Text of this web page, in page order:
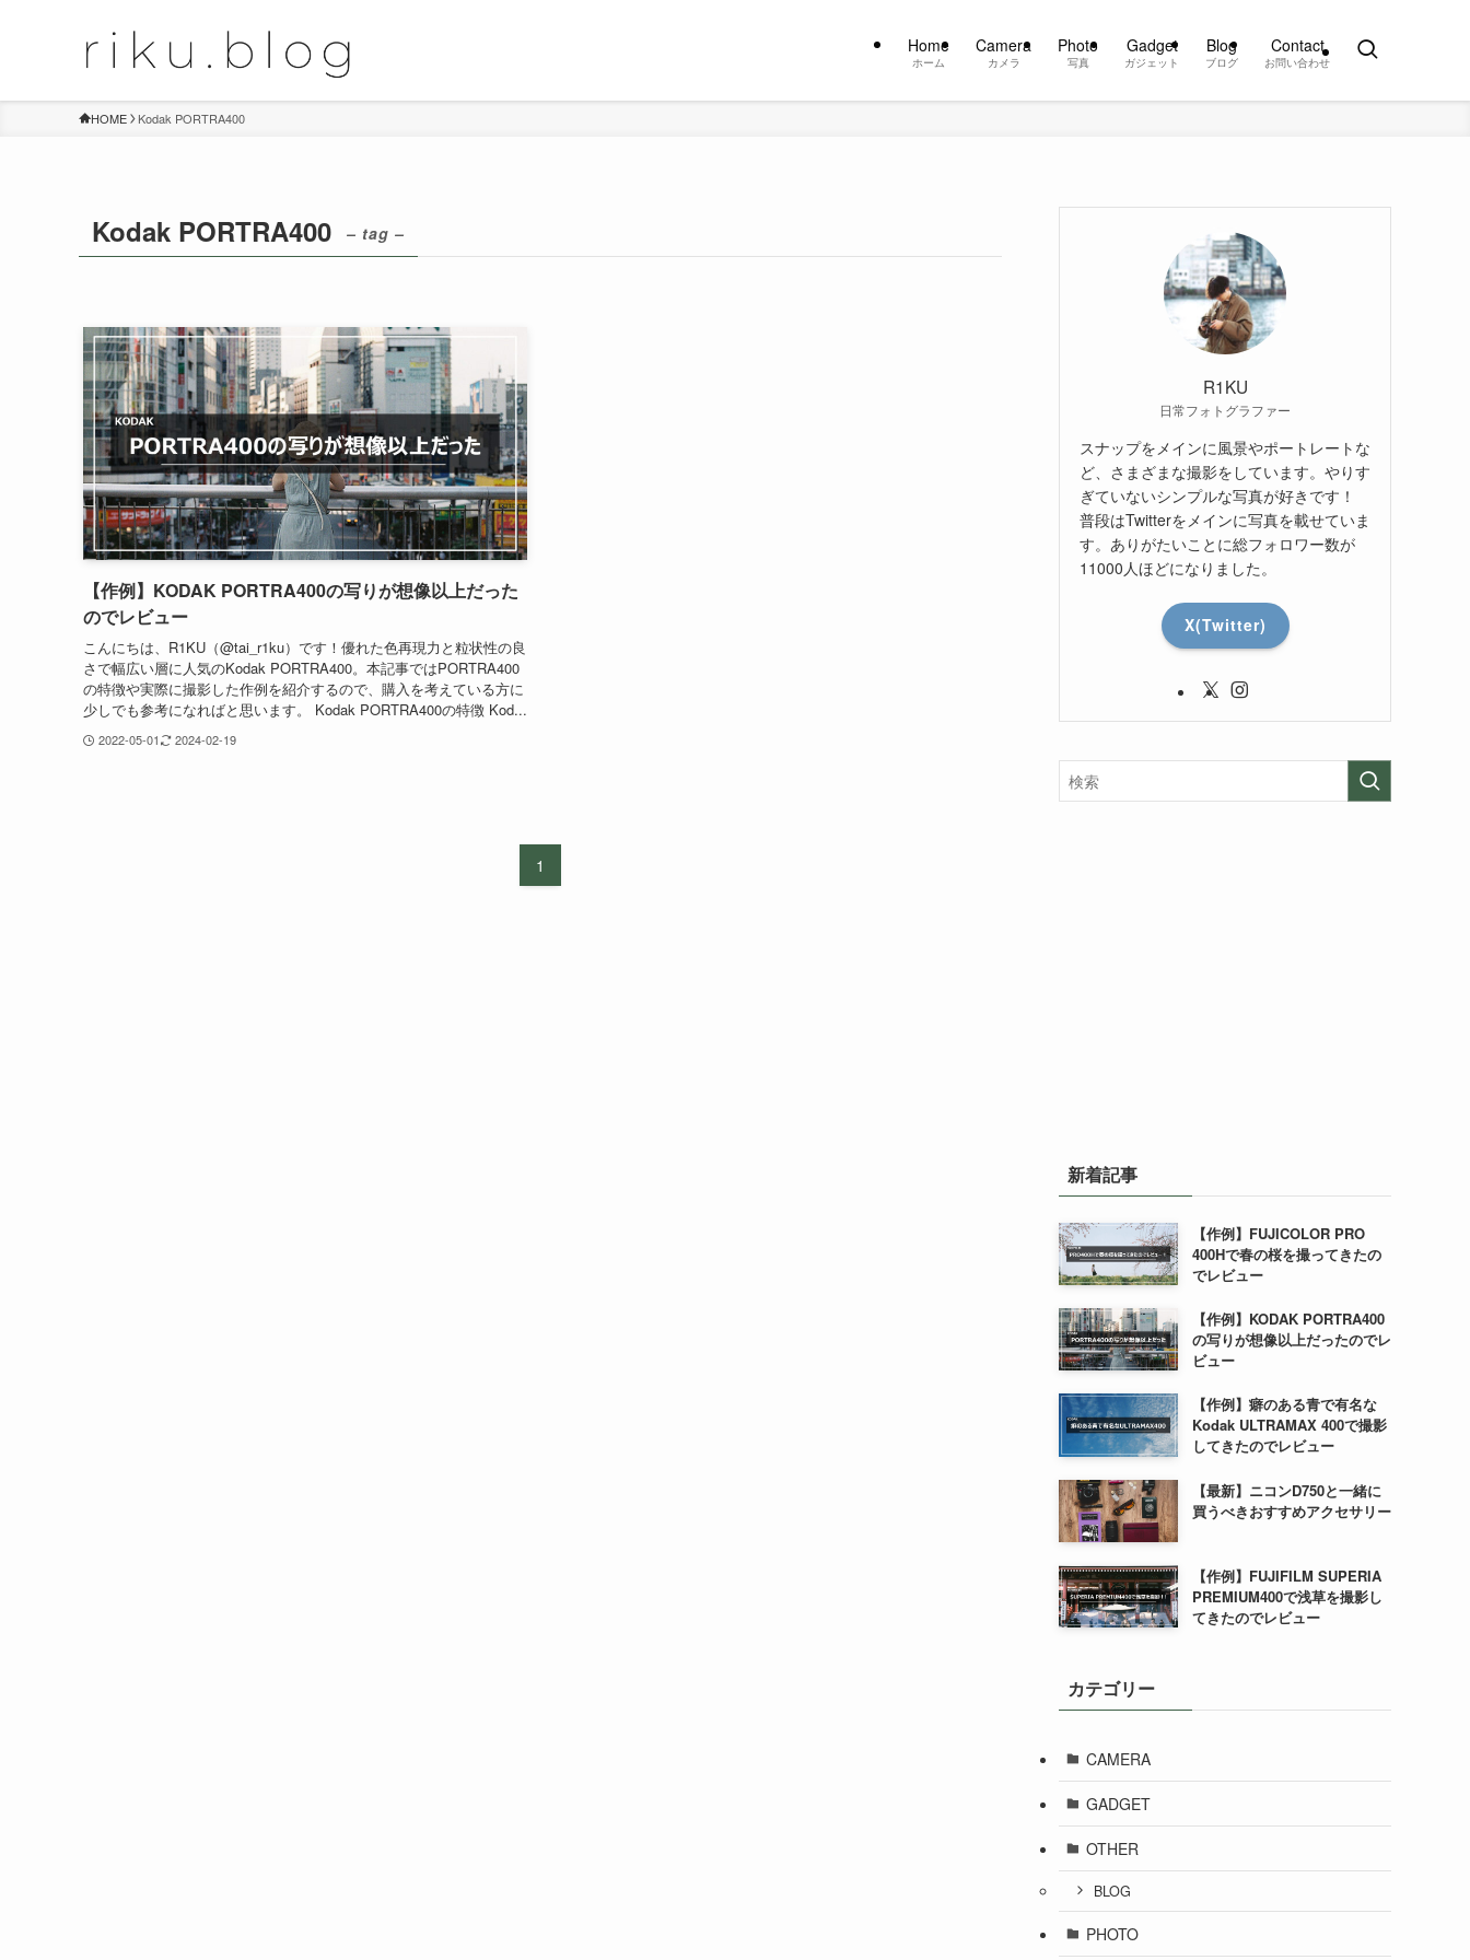
Home
ホーム
Camera
カメラ
Photo
写真
Gadget
ガジェット
Blog
ブログ
Contact
お問い合わせ
HOME Kodak PORTRA400
Kodak PORTRA400 – tag –
【作例】KODAK PORTRA400の写りが想像以上だった
のでレビュー
こんにちは、R1KU（@tai_r1ku）です！優れた色再現力と粒状性の良
さで幅広い層に人気のKodak PORTRA400。本記事ではPORTRA400
の特徴や実際に撮影した作例を紹介するので、購入を考えている方に
少しでも参考になればと思います。 Kodak PORTRA400の特徴 Kod...
2022-05-01 2024-02-19
1
R1KU
日常フォトグラファー
スナップをメインに風景やポートレートな
ど、さまざまな撮影をしています。やりす
ぎていないシンプルな写真が好きです！
普段はTwitterをメインに写真を載せていま
す。ありがたいことに総フォロワー数が
11000人ほどになりました。
X(Twitter)
新着記事
【作例】FUJICOLOR PRO
400Hで春の桜を撮ってきたの
でレビュー
【作例】KODAK PORTRA400
の写りが想像以上だったのでレ
ビュー
【作例】癖のある青で有名な
Kodak ULTRAMAX 400で撮影
してきたのでレビュー
【最新】ニコンD750と一緒に
買うべきおすすめアクセサリー
【作例】FUJIFILM SUPERIA
PREMIUM400で浅草を撮影し
てきたのでレビュー
カテゴリー
CAMERA
GADGET
OTHER
BLOG
PHOTO